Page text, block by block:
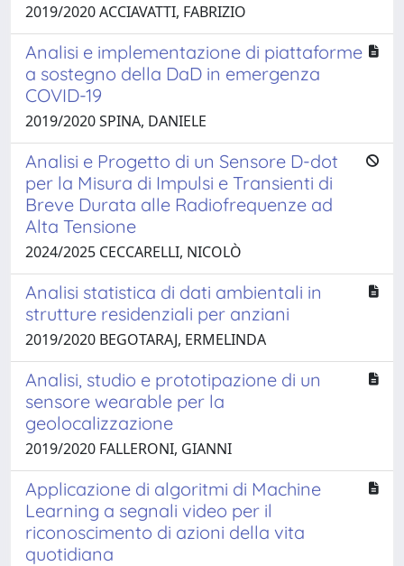
2019/2020 ACCIAVATTI, FABRIZIO
Analisi e implementazione di piattaforme
a sostegno della DaD in emergenza
COVID-19
2019/2020 SPINA, DANIELE
Analisi e Progetto di un Sensore D-dot
per la Misura di Impulsi e Transienti di
Breve Durata alle Radiofrequenze ad
Alta Tensione
2024/2025 CECCARELLI, NICOLÒ
Analisi statistica di dati ambientali in
strutture residenziali per anziani
2019/2020 BEGOTARAJ, ERMELINDA
Analisi, studio e prototipazione di un
sensore wearable per la
geolocalizzazione
2019/2020 FALLERONI, GIANNI
Applicazione di algoritmi di Machine
Learning a segnali video per il
riconoscimento di azioni della vita
quotidiana